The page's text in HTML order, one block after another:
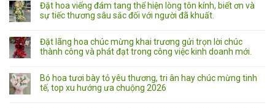
Đặt hoa viếng đám tang thể hiện lòng tôn kính, biết ơn và
sự tiếc thương sâu sắc đối với người đã khuất.
Đặt lãng hoa chúc mừng khai trương gửi trọn lời chúc
thành công và phát đạt trong công việc kinh doanh mới.
Bó hoa tươi bày tỏ yêu thương, tri ân hay chúc mừng tinh
tế, top xu hướng ưa chuộng 2026